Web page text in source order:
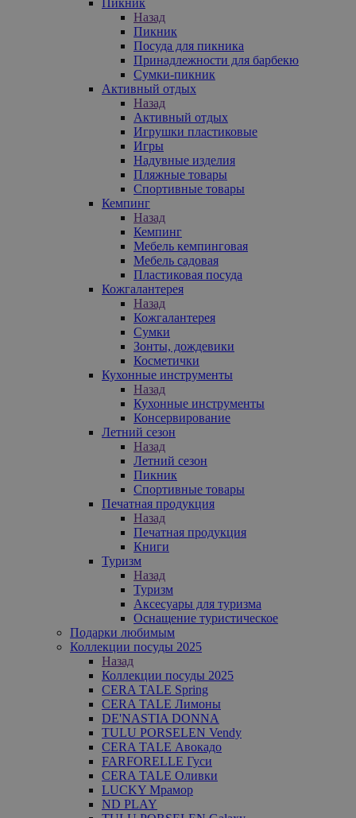
Назад
Пикник
Посуда для пикника
Принадлежности для барбекю
Сумки-пикник
Активный отдых
Назад
Активный отдых
Игрушки пластиковые
Игры
Надувные изделия
Пляжные товары
Спортивные товары
Кемпинг
Назад
Кемпинг
Мебель кемпинговая
Мебель садовая
Пластиковая посуда
Кожгалантерея
Назад
Кожгалантерея
Сумки
Зонты, дождевики
Косметички
Кухонные инструменты
Назад
Кухонные инструменты
Консервирование
Летний сезон
Назад
Летний сезон
Пикник
Спортивные товары
Печатная продукция
Назад
Печатная продукция
Книги
Туризм
Назад
Туризм
Аксесуары для туризма
Оснащение туристическое
Подарки любимым
Коллекции посуды 2025
Назад
Коллекции посуды 2025
CERA TALE Spring
CERA TALE Лимоны
DE'NASTIA DONNA
TULU PORSELEN Vendy
CERA TALE Авокадо
FARFORELLE Гуси
CERA TALE Оливки
LUCKY Мрамор
ND PLAY